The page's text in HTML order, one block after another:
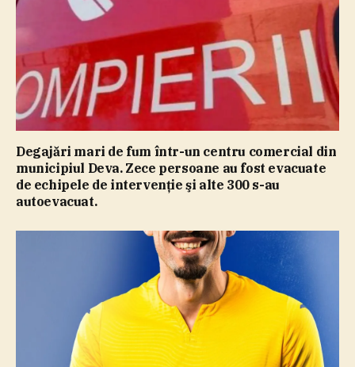
Degajări mari de fum într-un centru comercial din
municipiul Deva. Zece persoane au fost evacuate
de echipele de intervenţie şi alte 300 s-au
autoevacuat.